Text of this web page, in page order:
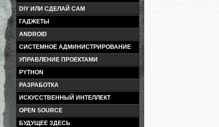
DIY ИЛИ СДЕЛАЙ САМ
ГАДЖЕТЫ
ANDROID
СИСТЕМНОЕ АДМИНИСТРИРОВАНИЕ
УПРАВЛЕНИЕ ПРОЕКТАМИ
PYTHON
РАЗРАБОТКА
ИСКУССТВЕННЫЙ ИНТЕЛЛЕКТ
OPEN SOURCE
БУДУЩЕЕ ЗДЕСЬ